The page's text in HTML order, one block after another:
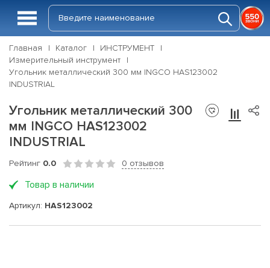
Главная Каталог
ИНСТРУМЕНТ
Измерительный инструмент
Угольник металлический 300 мм INGCO HAS123002
INDUSTRIAL
Угольник металлический 300
мм INGCO HAS123002
INDUSTRIAL
Рейтинг 0.0 0 отзывов
Товар в наличии
Артикул: HAS123002